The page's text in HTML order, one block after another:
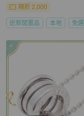
現折 2,000
近新閒置品 本地 免運